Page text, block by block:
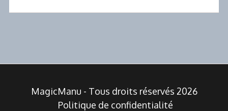
MagicManu - Tous droits réservés 2026
Politique de confidentialité